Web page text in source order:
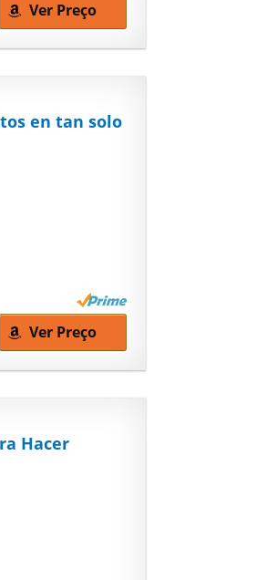
Ver Preço
en tan solo
Ver Preço
Hacer